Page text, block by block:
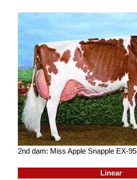
2nd dam: Miss Apple Snapple EX-95
Linear